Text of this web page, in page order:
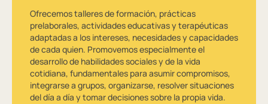
Ofrecemos talleres de formación, prácticas
prelaborales, actividades educativas y terapéuticas
adaptadas a los intereses, necesidades y capacidades
de cada quien. Promovemos especialmente el
desarrollo de habilidades sociales y de la vida
cotidiana, fundamentales para asumir compromisos,
integrarse a grupos, organizarse, resolver situaciones
del día a día y tomar decisiones sobre la propia vida.